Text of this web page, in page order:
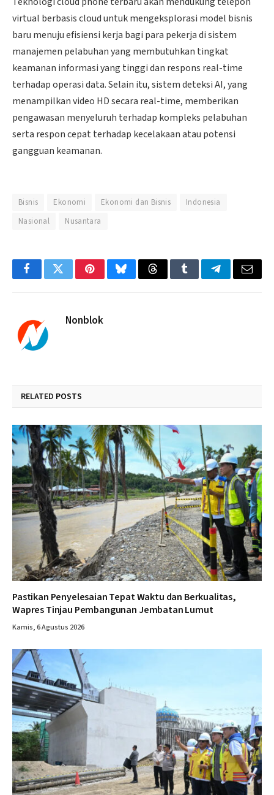
virtual berbasis cloud untuk mengeksplorasi model bisnis
baru menuju efisiensi kerja bagi para pekerja di sistem
manajemen pelabuhan yang membutuhkan tingkat
keamanan informasi yang tinggi dan respons real-time
terhadap operasi data. Selain itu, sistem deteksi AI, yang
menampilkan video HD secara real-time, memberikan
pengawasan menyeluruh terhadap kompleks pelabuhan
serta respon cepat terhadap kecelakaan atau potensi
gangguan keamanan.
Bisnis Ekonomi Ekonomi dan Bisnis
Indonesia
Nasional
Nusantara
FacebookTwitterPinterestBlueskyThreadsTumblrTelegramEmail
Nonblok
RELATED POSTS
Pastikan Penyelesaian Tepat Waktu dan Berkualitas,
Wapres Tinjau Pembangunan Jembatan Lumut
Kamis, 6 Agustus 2026